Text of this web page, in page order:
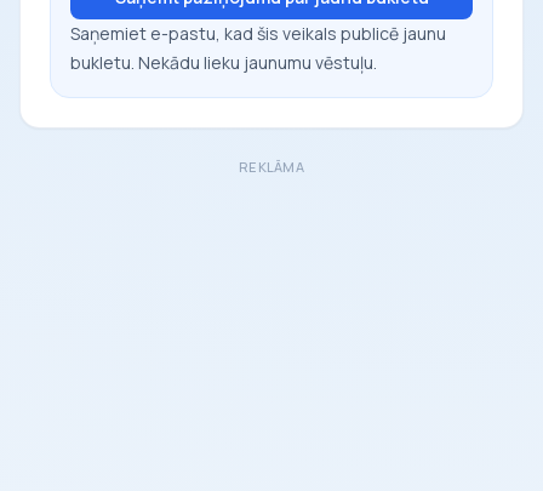
Saņemiet e-pastu, kad šis veikals publicē jaunu
bukletu. Nekādu lieku jaunumu vēstuļu.
REKLĀMA